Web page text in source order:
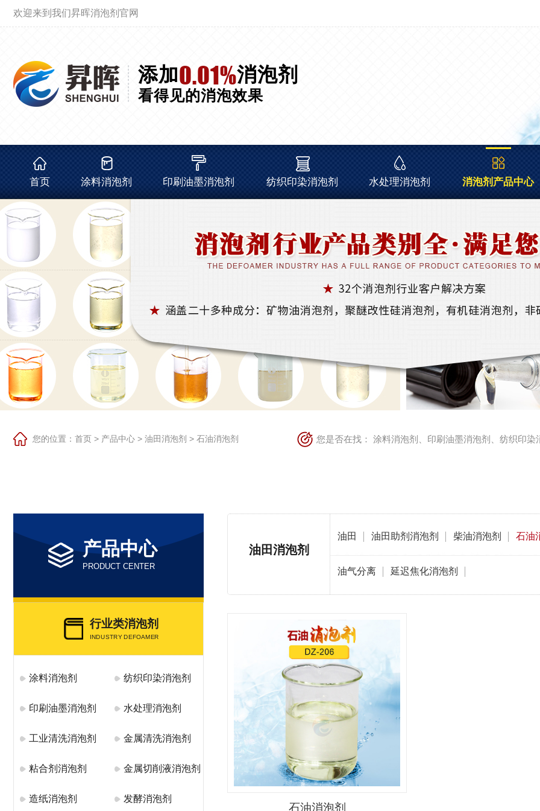
欢迎来到我们昇晖消泡剂官网
添加0.01%消泡剂
看得见的消泡效果
首页 涂料消泡剂 印刷油墨消泡剂 纺织印染消泡剂 水处理消泡剂 消泡剂产品中心
您的位置： 首页 > 产品中心 > 油田消泡剂 > 石油消泡剂 您是否在找： 涂料消泡剂 印刷油墨消泡剂 纺织印染
产品中心
PRODUCT CENTER
行业类消泡剂
INDUSTRY DEFOAMER
涂料消泡剂 纺织印染消泡剂
印刷油墨消泡剂 水处理消泡剂
工业清洗消泡剂 金属清洗消泡剂
粘合剂消泡剂 金属切削液消泡剂
造纸消泡剂 发酵消泡剂
油田消泡剂
油田 油田助剂消泡剂 柴油消泡剂 石油
油气分离 延迟焦化消泡剂
石油消泡剂